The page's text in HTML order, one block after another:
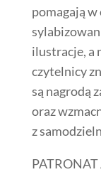
pomagają
ilustracje, a
czytelnicy
są nagrodą
oraz
z